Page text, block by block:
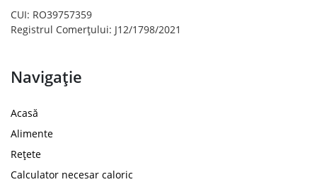
CUI: RO39757359
Registrul Comerțului: J12/1798/2021
Navigație
Acasă
Alimente
Rețete
Calculator necesar caloric